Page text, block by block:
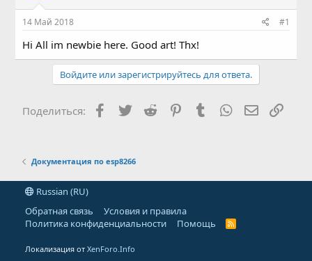
е
м
ы
л
14 Май 2018 #1
Hi All im newbie here. Good art! Thx!
Войдите или зарегистрируйтесь для ответа.
Поделиться: Facebook
TwitterReddit PinterestTumblrWhatsApp
Документация по esp8266
Russian (RU)
Обратная связь
Условия и правила
Политика конфиденциальности
Помощь
R
Локализация отXenForo.Info